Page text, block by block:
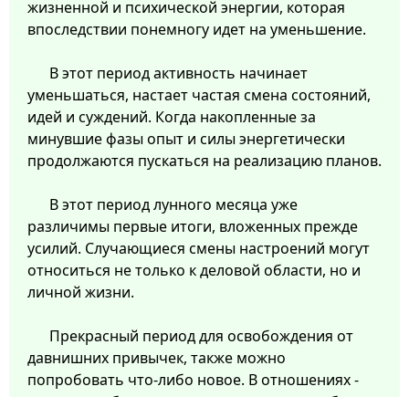
жизненной и психической энергии, которая
впоследствии понемногу идет на уменьшение.
В этот период активность начинает
уменьшаться, настает частая смена состояний,
идей и суждений. Когда накопленные за
минувшие фазы опыт и силы энергетически
продолжаются пускаться на реализацию планов.
В этот период лунного месяца уже
различимы первые итоги, вложенных прежде
усилий. Случающиеся смены настроений могут
относиться не только к деловой области, но и
личной жизни.
Прекрасный период для освобождения от
давнишних привычек, также можно
попробовать что-либо новое. В отношениях -